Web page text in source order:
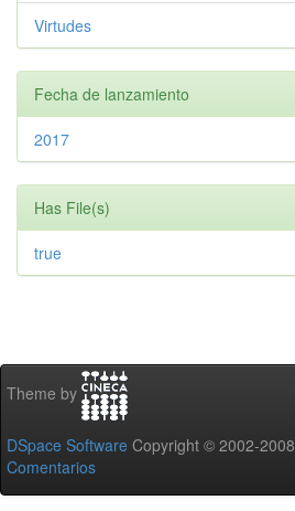
Virtudes
Fecha de lanzamiento
2017
Has File(s)
true
Theme by
DSpace Software Copyright © 2002-2008
Comentarios